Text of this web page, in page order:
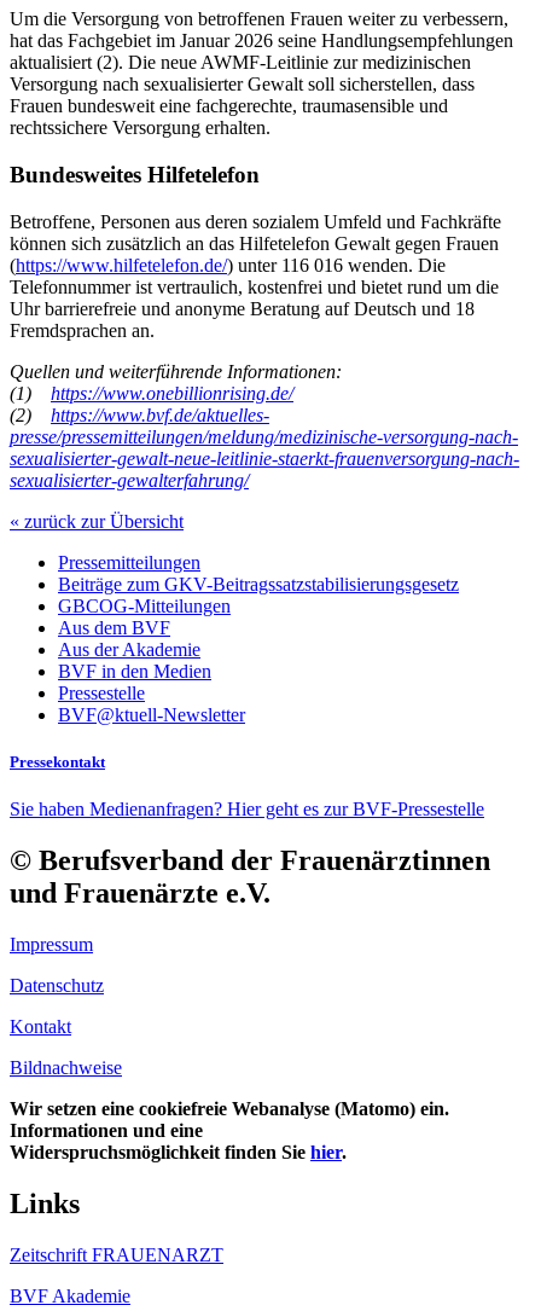
Um die Versorgung von betroffenen Frauen weiter zu verbessern,
hat das Fachgebiet im Januar 2026 seine Handlungsempfehlungen
aktualisiert (2). Die neue AWMF-Leitlinie zur medizinischen
Versorgung nach sexualisierter Gewalt soll sicherstellen, dass
Frauen bundesweit eine fachgerechte, traumasensible und
rechtssichere Versorgung erhalten.
Bundesweites Hilfetelefon
Betroffene, Personen aus deren sozialem Umfeld und Fachkräfte
können sich zusätzlich an das Hilfetelefon Gewalt gegen Frauen
(https://www.hilfetelefon.de/) unter 116 016 wenden. Die
Telefonnummer ist vertraulich, kostenfrei und bietet rund um die
Uhr barrierefreie und anonyme Beratung auf Deutsch und 18
Fremdsprachen an.
Quellen und weiterführende Informationen:
(1) https://www.onebillionrising.de/
(2) https://www.bvf.de/aktuelles-
presse/pressemitteilungen/meldung/medizinische-versorgung-nach-
sexualisierter-gewalt-neue-leitlinie-staerkt-frauenversorgung-nach-
sexualisierter-gewalterfahrung/
« zurück zur Übersicht
Pressemitteilungen
Beiträge zum GKV-Beitragssatzstabilisierungsgesetz
GBCOG-Mitteilungen
Aus dem BVF
Aus der Akademie
BVF in den Medien
Pressestelle
BVF@ktuell-Newsletter
Pressekontakt
Sie haben Medienanfragen? Hier geht es zur BVF-Pressestelle
© Berufsverband der Frauenärztinnen
und Frauenärzte e.V.
Impressum
Datenschutz
Kontakt
Bildnachweise
Wir setzen eine cookiefreie Webanalyse (Matomo) ein.
Informationen und eine
Widerspruchsmöglichkeit finden Sie hier.
Links
Zeitschrift FRAUENARZT
BVF Akademie